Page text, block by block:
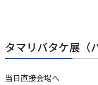
タマリバタケ展（
当日直接会場へ